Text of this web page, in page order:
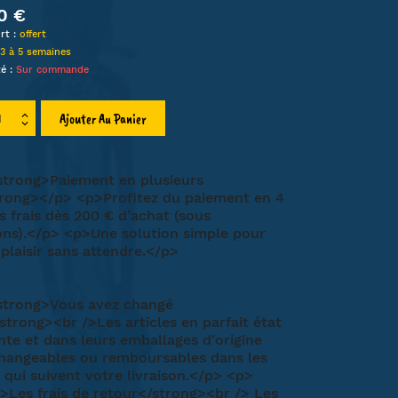
€
: offert
3 à 5 semaines
: Sur commande
Ajouter Au Panier